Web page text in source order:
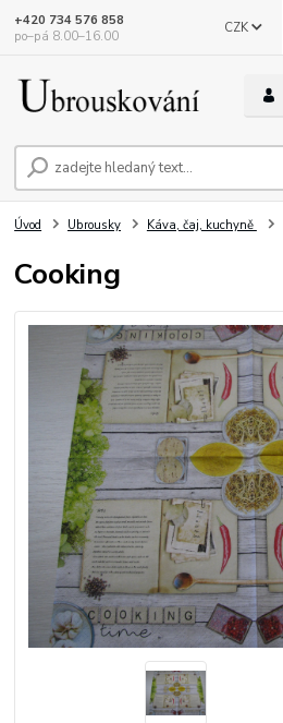
CZK
+420 734 576 858
po–pá 8.00–16.00
Úvod Ubrousky Káva, čaj, kuchyně
Cooking